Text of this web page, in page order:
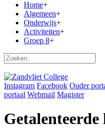
Home+
Algemeen+
Onderwijs+
Activiteiten+
Groep 8+
Instagram Facebook Ouder
portaal Webmail Magister